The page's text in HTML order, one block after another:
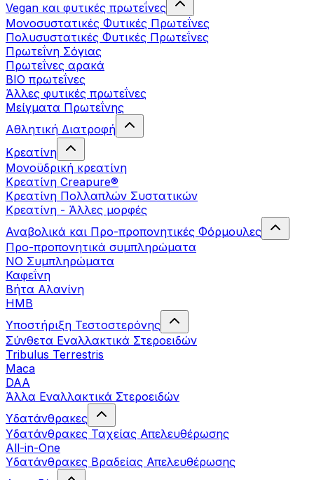
Vegan και φυτικές πρωτεΐνες
Μονοσυστατικές Φυτικές Πρωτεΐνες
Πολυσυστατικές Φυτικές Πρωτεΐνες
Πρωτεΐνη Σόγιας
Πρωτεΐνες αρακά
ΒIO πρωτεΐνες
Άλλες φυτικές πρωτεΐνες
Μείγματα Πρωτεΐνης
Αθλητική Διατροφή
Κρεατίνη
Μονοϋδρική κρεατίνη
Κρεατίνη Creapure®
Κρεατίνη Πολλαπλών Συστατικών
Κρεατίνη - Άλλες μορφές
Αναβολικά και Προ-προπονητικές Φόρμουλες
Προ-προπονητικά συμπληρώματα
ΝΟ Συμπληρώματα
Καφεΐνη
Βήτα Αλανίνη
HMB
Υποστήριξη Τεστοστερόνης
Σύνθετα Εναλλακτικά Στεροειδών
Tribulus Terrestris
Maca
DAA
Άλλα Εναλλακτικά Στεροειδών
Υδατάνθρακες
Υδατάνθρακες Ταχείας Απελευθέρωσης
All-in-One
Υδατάνθρακες Βραδείας Απελευθέρωσης